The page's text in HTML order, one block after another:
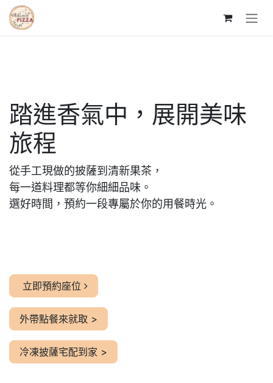
跳至內容
踏進香氣中，展開美味
旅程
從手工現做的披薩到清新果茶，
每一道料理都等你細細品味。
選好時間，預約一段專屬於你的用餐時光。
立即預約座位
外帶點餐來就取 >
冷凍披薩宅配到家 >